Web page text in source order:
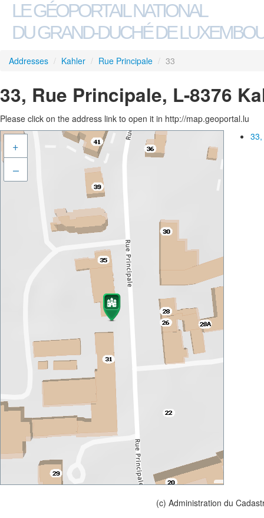
LE GÉOPORTAIL NATIONAL
DU GRAND-DUCHÉ DE
Addresses / Kahler / Rue Principale / 33
33, Rue Principale, L-8376
Please click on the address link to open it in http://map.geoportal.lu
+
–
(c) Administration du